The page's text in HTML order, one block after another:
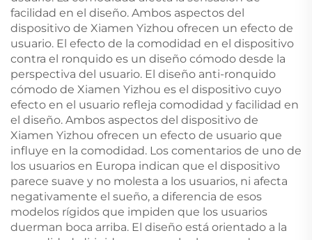
facilidad en el diseño. Ambos aspectos del
dispositivo de Xiamen Yizhou ofrecen un efecto de
usuario. El efecto de la comodidad en el dispositivo
contra el ronquido es un diseño cómodo desde la
perspectiva del usuario. El diseño anti-ronquido
cómodo de Xiamen Yizhou es el dispositivo cuyo
efecto en el usuario refleja comodidad y facilidad en
el diseño. Ambos aspectos del dispositivo de
Xiamen Yizhou ofrecen un efecto de usuario que
influye en la comodidad. Los comentarios de uno de
los usuarios en Europa indican que el dispositivo
parece suave y no molesta a los usuarios, ni afecta
negativamente el sueño, a diferencia de esos
modelos rígidos que impiden que los usuarios
duerman boca arriba. El diseño está orientado a la